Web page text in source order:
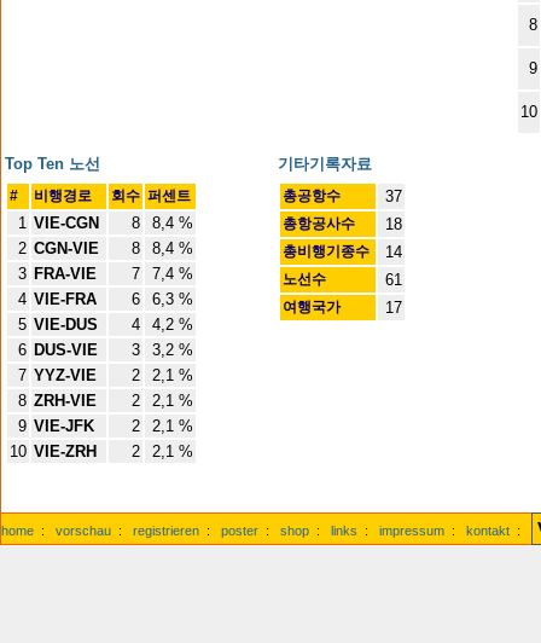
8
9
10
Top Ten 노선
# 비행경로 회수 퍼센트
1 VIE-CGN 8
8,4 %
2 CGN-VIE 8
8,4 %
3 FRA-VIE 7
7,4 %
4 VIE-FRA 6
6,3 %
5 VIE-DUS 4
4,2 %
6 DUS-VIE 3
3,2 %
7 YYZ-VIE 2
2,1 %
8 ZRH-VIE 2
2,1 %
9 VIE-JFK 2
2,1 %
10 VIE-ZRH 2 2,1 %
기타기록자료
총공항수 37
총항공사수 18
총비행기종수 14
노선수 61
여행국가 17
home : vorschau : registrieren : poster : shop : links : impressum : kontakt :